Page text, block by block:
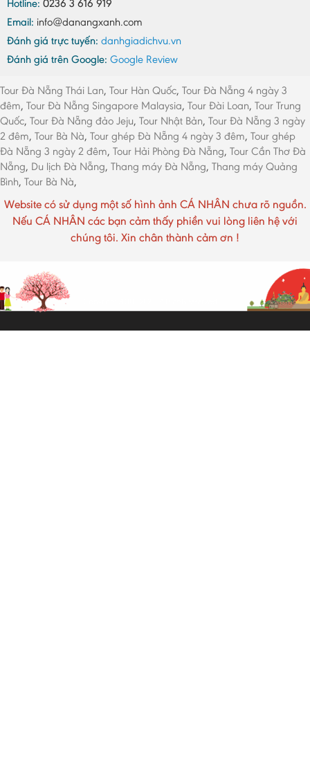
Hotline: 0236 3 616 919
Email: info@danangxanh.com
Đánh giá trực tuyến: danhgiadichvu.vn
Đánh giá trên Google: Google Review
Tour Đà Nẵng Thái Lan, Tour Hàn Quốc, Tour Đà Nẵng 4 ngày 3
đêm, Tour Đà Nẵng Singapore Malaysia, Tour Đài Loan, Tour Trung
Quốc, Tour Đà Nẵng đảo Jeju, Tour Nhật Bản, Tour Đà Nẵng 3 ngày
2 đêm, Tour Bà Nà, Tour ghép Đà Nẵng 4 ngày 3 đêm, Tour ghép
Đà Nẵng 3 ngày 2 đêm, Tour Hải Phòng Đà Nẵng, Tour Cần Thơ Đà
Nẵng, Du lịch Đà Nẵng, Thang máy Đà Nẵng, Thang máy Quảng
Bình, Tour Bà Nà,
Website có sử dụng một số hình ảnh CÁ NHÂN chưa rõ nguồn.
Nếu CÁ NHÂN các bạn cảm thấy phiền vui lòng liên hệ với
chúng tôi. Xin chân thành cảm ơn !